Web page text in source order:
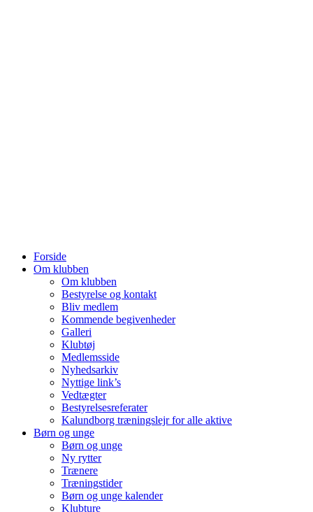
Forside
Om klubben
Om klubben
Bestyrelse og kontakt
Bliv medlem
Kommende begivenheder
Galleri
Klubtøj
Medlemsside
Nyhedsarkiv
Nyttige link’s
Vedtægter
Bestyrelsesreferater
Kalundborg træningslejr for alle aktive
Børn og unge
Børn og unge
Ny rytter
Trænere
Træningstider
Børn og unge kalender
Klubture